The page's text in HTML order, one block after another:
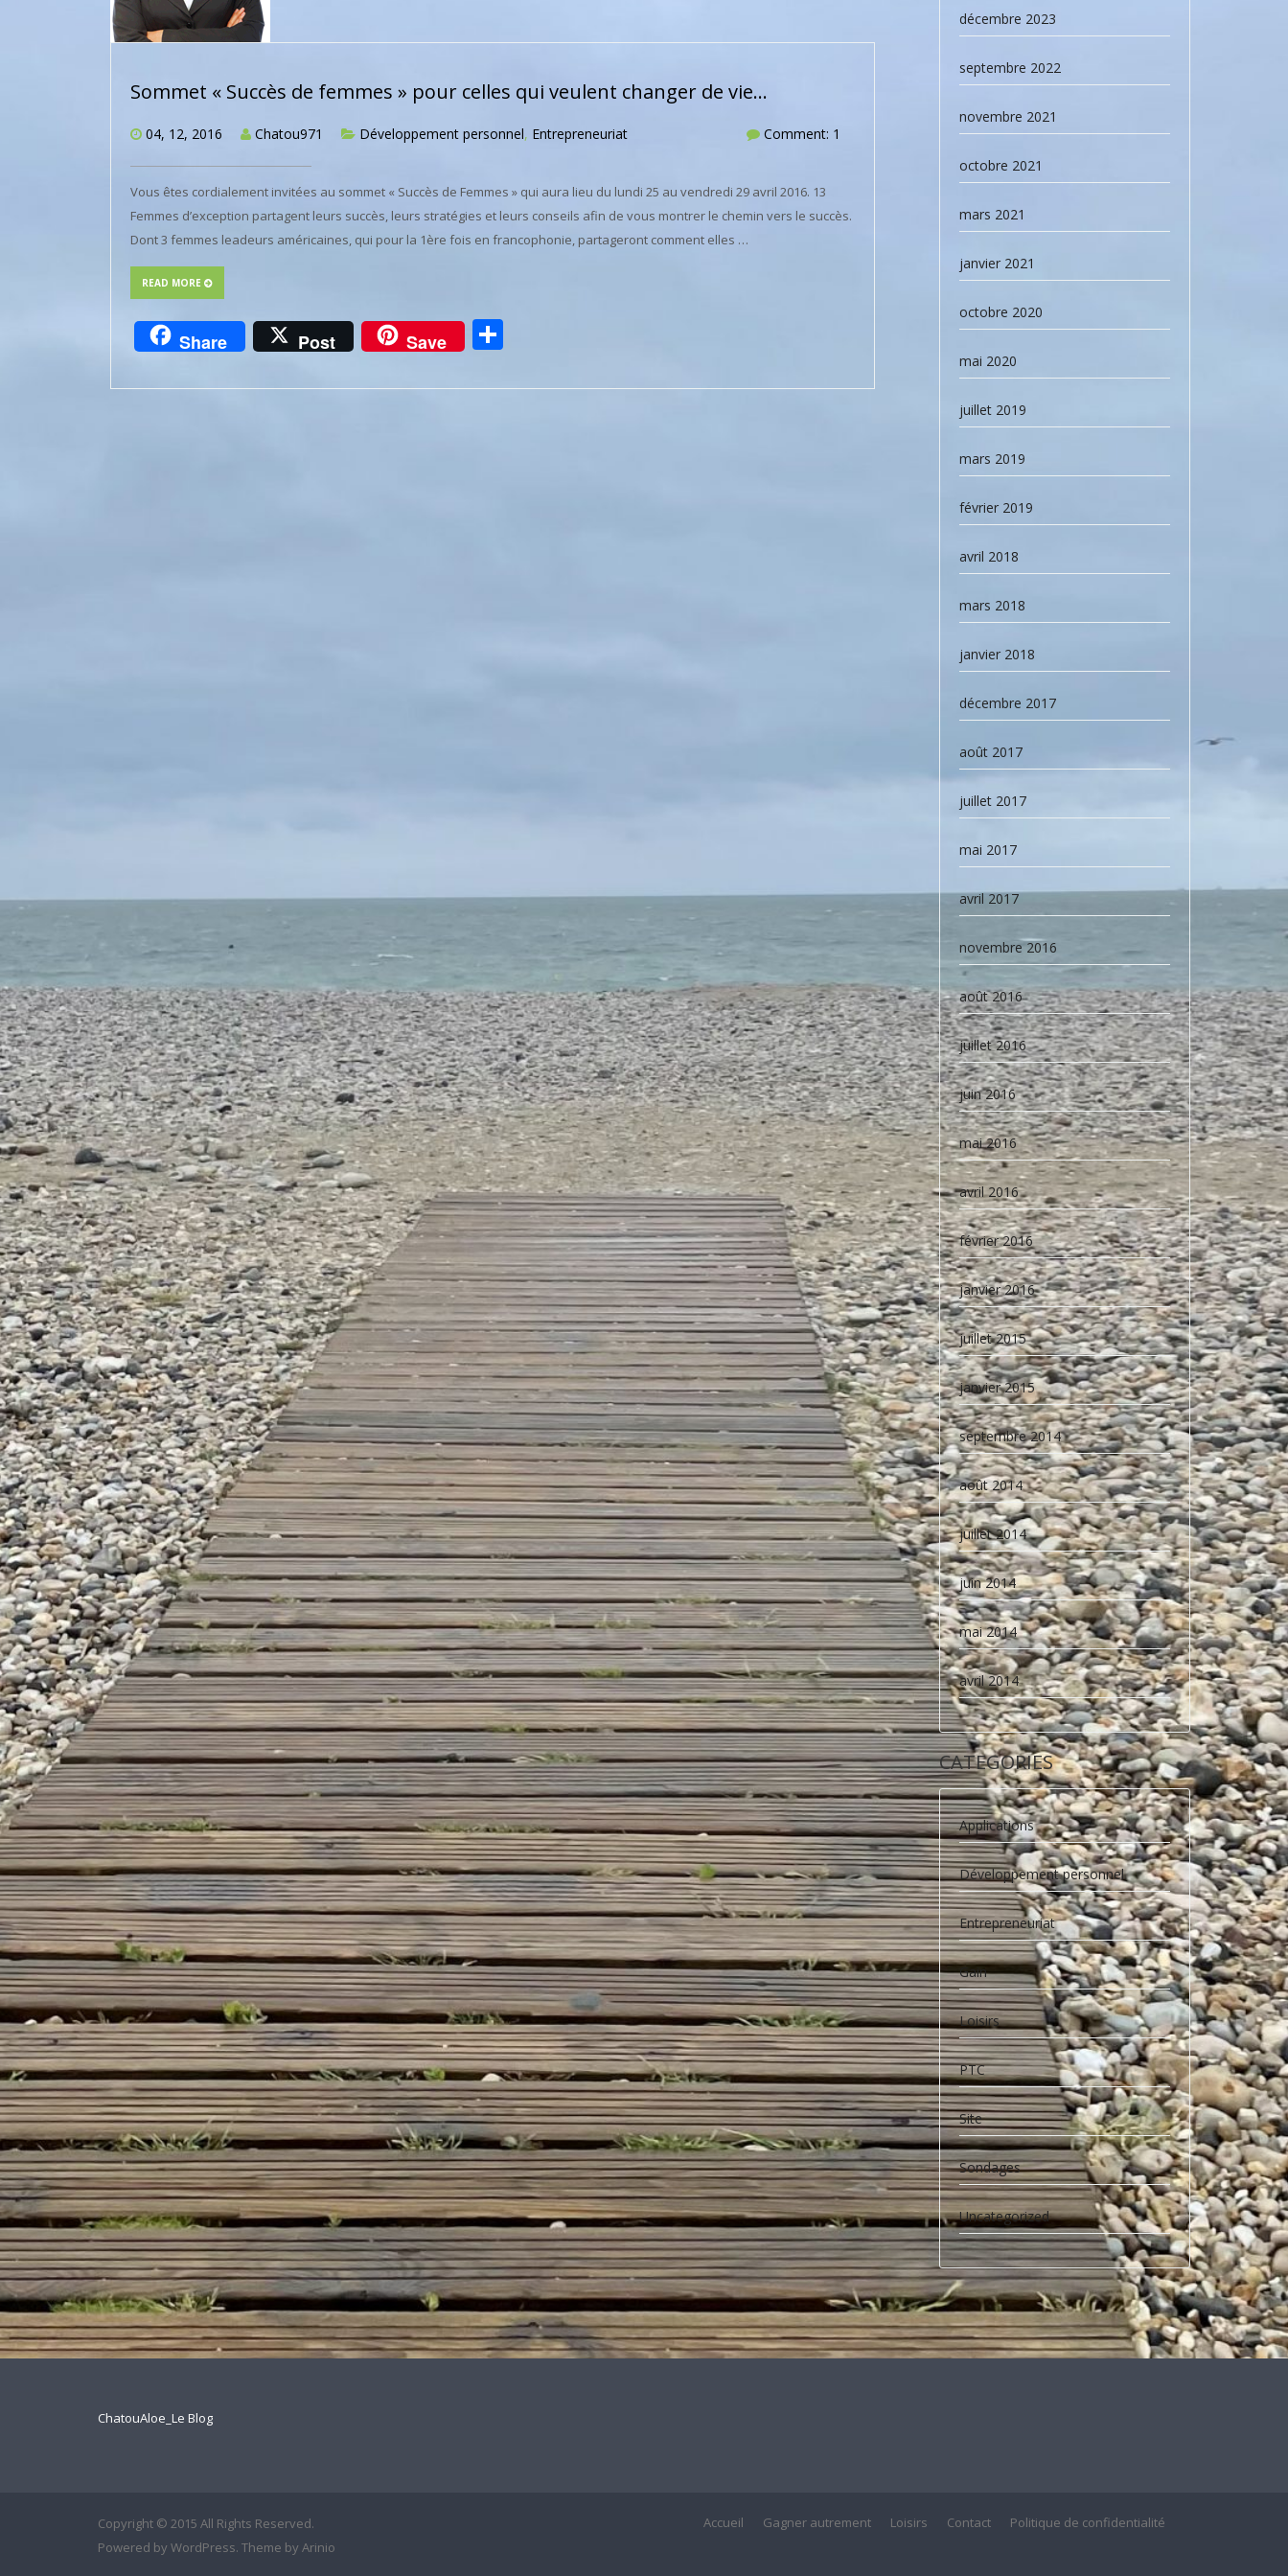
Sommet « Succès de femmes » pour celles qui veulent changer de vie…
04, 12, 2016 Chatou971 Développement personnel, Entrepreneuriat Comment: 1
Vous êtes cordialement invitées au sommet « Succès de Femmes » qui aura lieu du lundi 25 au vendredi 29 avril 2016. 13
Femmes d’exception partagent leurs succès, leurs stratégies et leurs conseils afin de vous montrer le chemin vers le succès.
Dont 3 femmes leadeurs américaines, qui pour la 1ère fois en francophonie, partageront comment elles …
READ MORE
Share Post Save
décembre 2023
septembre 2022
novembre 2021
octobre 2021
mars 2021
janvier 2021
octobre 2020
mai 2020
juillet 2019
mars 2019
février 2019
avril 2018
mars 2018
janvier 2018
décembre 2017
août 2017
juillet 2017
mai 2017
avril 2017
novembre 2016
août 2016
juillet 2016
juin 2016
mai 2016
avril 2016
février 2016
janvier 2016
juillet 2015
janvier 2015
septembre 2014
août 2014
juillet 2014
juin 2014
mai 2014
avril 2014
CATEGORIES
Applications
Développement personnel
Entrepreneuriat
Gain
Loisirs
PTC
Site
Sondages
Uncategorized
ChatouAloe_Le Blog
Copyright © 2015 All Rights Reserved.
Powered by WordPress. Theme by Arinio
Accueil Gagner autrement Loisirs Contact Politique de confidentialité